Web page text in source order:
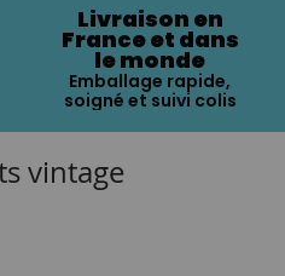
Livraison en
France et dans
le monde
Emballage rapide,
soigné et suivi colis
vintage